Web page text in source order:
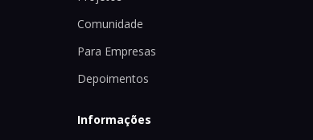
Comunidade
Para Empresas
Depoimentos
Informações